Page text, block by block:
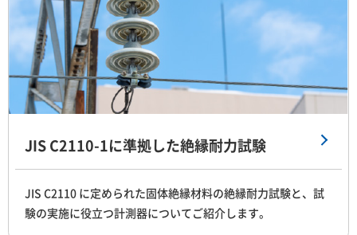
JIS C2110-1に準拠した絶縁耐力試験
JIS C2110 に定められた固体絶縁材料の絶縁耐力試験と、試
験の実施に役立つ計測器についてご紹介します。